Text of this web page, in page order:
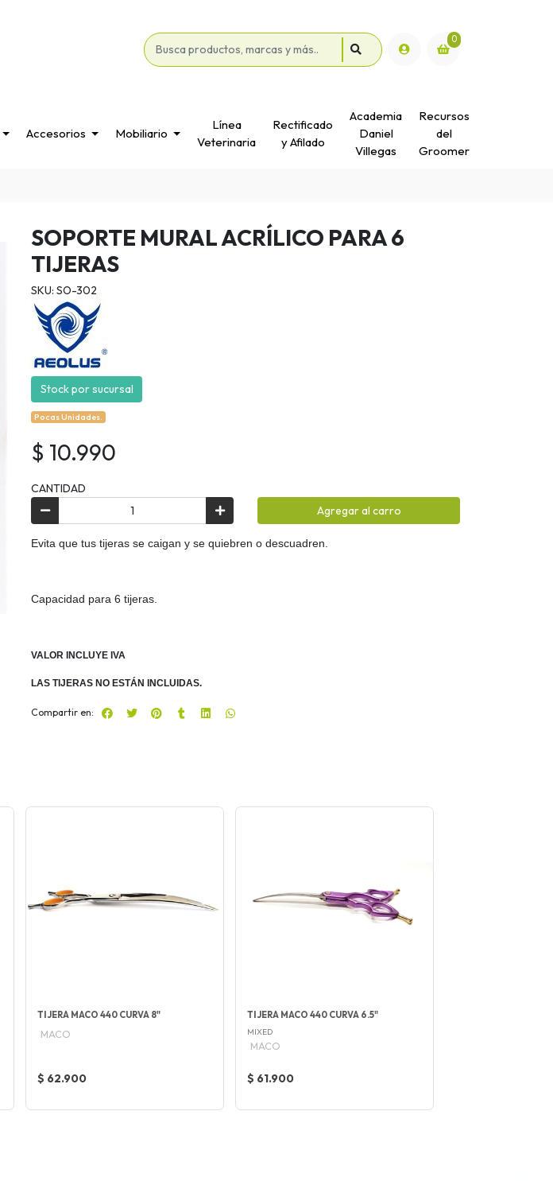
0
Accesorios Mobiliario
Línea
Veterinaria
Rectificado
y Afilado
Academia
Daniel
Villegas
Recursos
del
Groomer
SOPORTE MURAL ACRÍLICO PARA 6
TIJERAS
SKU: SO-302
Stock por sucursal
Pocas Unidades.
$ 10.990
CANTIDAD
Agregar al carro
Evita que tus tijeras se caigan y se quiebren o descuadren.
Capacidad para 6 tijeras.
VALOR INCLUYE IVA
LAS TIJERAS NO ESTÁN INCLUIDAS.
Compartir en:
TIJERA MACO 440 CURVA 8"
MACO
$ 62.900
TIJERA MACO 440 CURVA 6.5"
MIXED
MACO
$ 61.900